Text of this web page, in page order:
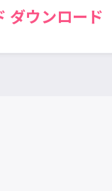
ダウンロード